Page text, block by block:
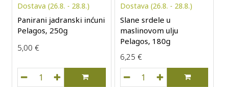
Dostava (26.8. - 28.8.)
Panirani jadranski inćuni
Pelagos, 250g
5,00 €
Panirani jadranski inćuni Pelagos, 250g količina
Dostava (26.8. - 28.8.)
Slane srdele u
maslinovom ulju
Pelagos, 180g
6,25 €
Slane srdele u